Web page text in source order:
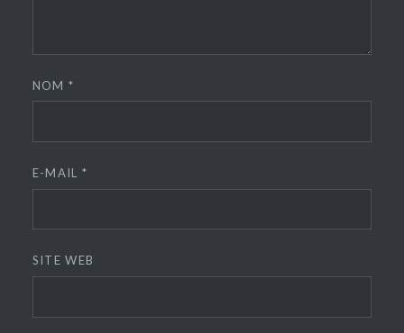
NOM*
E-MAIL *
SITE WEB